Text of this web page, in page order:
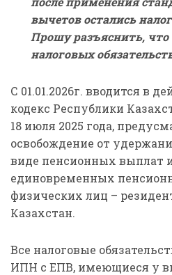
вычетов остались
Прошу разъяснить, что
налоговых
С 01.01.2026г. вводится в
кодекс Республики
18 июля 2025 года,
освобождение от
виде пенсионных выплат
единовременных
физических лиц –
Казахстан.
Все налоговые
ИПН с ЕПВ, имеющиеся у